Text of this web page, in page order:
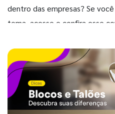
dentro das empresas? Se
tema, acesse e confira esse